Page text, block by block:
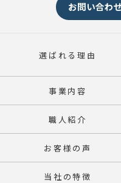
お問い合わ
選ばれる理由
事業内容
職人紹介
お客様の声
当社の特徴